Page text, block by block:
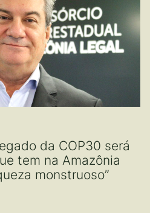
da COP30 será
tem na Amazônia
monstruoso”